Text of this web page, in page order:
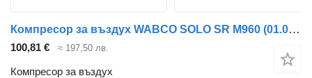
Компресор за въздух WABCO SOLO SR M960 (01.07-) 4123520250 за автобус Optare Solo Sr, Tempo, Versa, Olymus, Toro (2004-)
100,81 € ≈ 197,50 лв.
Компресор за въздух